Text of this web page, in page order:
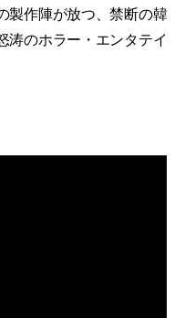
製作陣が放つ、禁断の韓
涛のホラー・エンタテイ